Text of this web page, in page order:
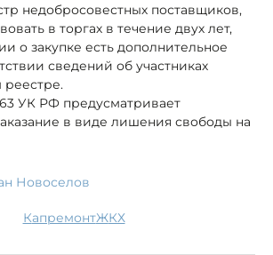
недобросовестных поставщиков,
в торгах в течение двух лет,
о закупке есть дополнительное
сведений об участниках
реестре.
УК РФ предусматривает
в виде лишения свободы на
Новоселов
капремонт ЖКХ